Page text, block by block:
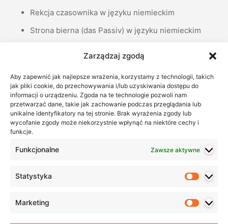
Zarządzaj zgodą
Aby zapewnić jak najlepsze wrażenia, korzystamy z technologii, takich
jak pliki cookie, do przechowywania i/lub uzyskiwania dostępu do
informacji o urządzeniu. Zgoda na te technologie pozwoli nam
przetwarzać dane, takie jak zachowanie podczas przeglądania lub
unikalne identyfikatory na tej stronie. Brak wyrażenia zgody lub
wycofanie zgody może niekorzystnie wpłynąć na niektóre cechy i
funkcje.
Funkcjonalne Zawsze aktywne
Statystyka
Marketing
Rekcja czasownika w języku niemieckim
Strona bierna (das Passiv) w języku niemieckim
Życzenia noworoczne po niemiecku – 37
propozycji
Codzienny niemiecki – podsumowanie akcji
Ostatnie wpisy
Co pomaga w nauce języka niemieckiego (i nie tylko)?
50 podstawowych przymiotników w języku niemieckim –